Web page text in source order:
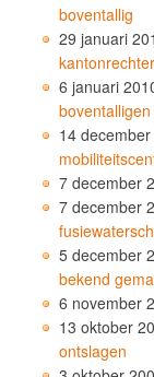
boventallig
29 januari
6 januari
boventalligen
14
7 december
7 december
5 december
bekend
6 november
13 oktober
ontslagen